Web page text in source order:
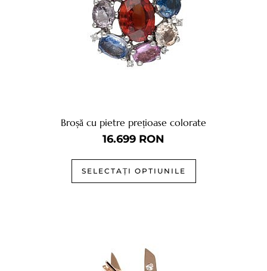
Broșă cu pietre prețioase colorate
16.699 RON
SELECTAȚI OPTIUNILE